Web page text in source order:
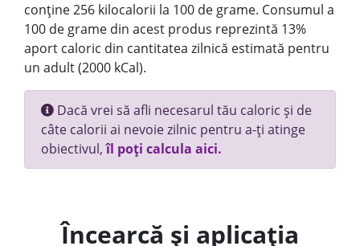
conține 256 kilocalorii la 100 de grame. Consumul a
100 de grame din acest produs reprezintă 13%
aport caloric din cantitatea zilnică estimată pentru
un adult (2000 kCal).
Dacă vrei să afli necesarul tău caloric și de
câte calorii ai nevoie zilnic pentru a-ți atinge
obiectivul,îl poți calcula aici.
Încearcă și aplicația